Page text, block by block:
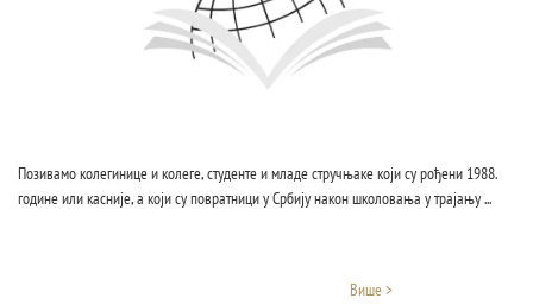
Позивамо колегинице и колеге, студенте и младе стручњаке који су рођени 1988.
године или касније, а који су повратници у Србију након школовања у трајању ...
Више >